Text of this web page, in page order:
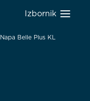
Izbornik
Napa Belle Plus KL